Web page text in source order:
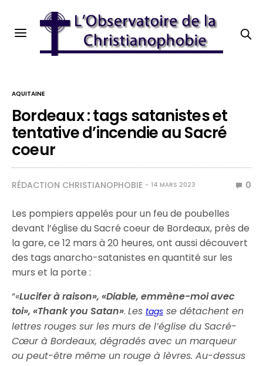
AQUITAINE
Bordeaux : tags satanistes et
tentative d’incendie au Sacré
coeur
RÉDACTION CHRISTIANOPHOBIE 14 MARS 2023 0
Les pompiers appelés pour un feu de poubelles
devant l’église du Sacré coeur de Bordeaux, près de
la gare, ce 12 mars à 20 heures, ont aussi découvert
des tags anarcho-satanistes en quantité sur les
murs et la porte :
“«Lucifer à raison», «Diable, emmène-moi avec
toi», «Thank you Satan».Les tags se détachent en
lettres rouges sur les murs de l’église du Sacré-
Cœur à Bordeaux, dégradés avec un marqueur
ou peut-être même un rouge à lèvres. Au-dessus